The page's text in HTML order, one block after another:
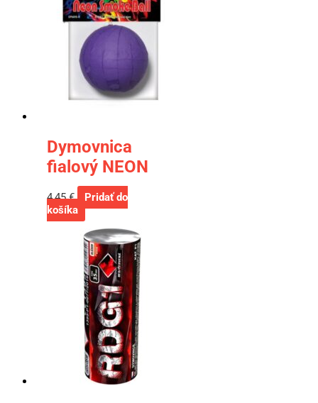
Dymovnica
fialový NEON
4,45€
Pridať do
košíka